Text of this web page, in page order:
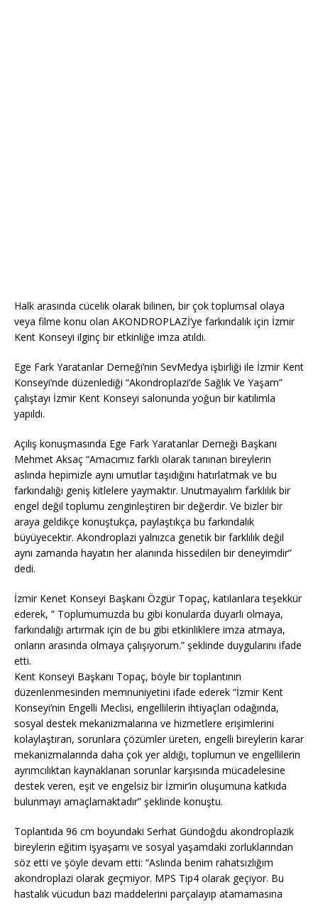
Halk arasında cücelik olarak bilinen, bir çok toplumsal olaya
veya filme konu olan AKONDROPLAZİ’ye farkındalık için İzmir
Kent Konseyi ilginç bir etkinliğe imza atıldı.
Ege Fark Yaratanlar Derneği’nin SevMedya işbirliği ile İzmir Kent
Konseyi’nde düzenlediği “Akondroplazi’de Sağlık Ve Yaşam”
çalıştayı İzmir Kent Konseyi salonunda yoğun bir katılımla
yapıldı.
Açılış konuşmasında Ege Fark Yaratanlar Derneği Başkanı
Mehmet Aksaç “Amacımız farklı olarak tanınan bireylerin
aslında hepimizle aynı umutlar taşıdığını hatırlatmak ve bu
farkındalığı geniş kitlelere yaymaktır. Unutmayalım farklılık bir
engel değil toplumu zenginleştiren bir değerdir. Ve bizler bir
araya geldikçe konuştukça, paylaştıkça bu farkındalık
büyüyecektir. Akondroplazi yalnızca genetik bir farklılık değil
aynı zamanda hayatın her alanında hissedilen bir deneyimdir”
dedi.
İzmir Kenet Konseyi Başkanı Özgür Topaç, katılanlara teşekkür
ederek, ” Toplumumuzda bu gibi konularda duyarlı olmaya,
farkındalığı artırmak için de bu gibi etkinliklere imza atmaya,
onların arasında olmaya çalışıyorum.” şeklinde duygularını ifade
etti.
Kent Konseyi Başkanı Topaç, böyle bir toplantının
düzenlenmesinden memnuniyetini ifade ederek “İzmir Kent
Konseyi’nin Engelli Meclisi, engellilerin ihtiyaçları odağında,
sosyal destek mekanizmalarına ve hizmetlere erişimlerini
kolaylaştıran, sorunlara çözümler üreten, engelli bireylerin karar
mekanizmalarında daha çok yer aldığı, toplumun ve engellilerin
ayrımcılıktan kaynaklanan sorunlar karşısında mücadelesine
destek veren, eşit ve engelsiz bir İzmir’in oluşumuna katkıda
bulunmayı amaçlamaktadır” şeklinde konuştu.
Toplantıda 96 cm boyundaki Serhat Gündoğdu akondroplazik
bireylerin eğitim işyaşamı ve sosyal yaşamdaki zorluklarından
söz etti ve şöyle devam etti: “Aslında benim rahatsızlığım
akondroplazi olarak geçmiyor. MPS Tip4 olarak geçiyor. Bu
hastalık vücudun bazı maddelerini parçalayıp atamamasına